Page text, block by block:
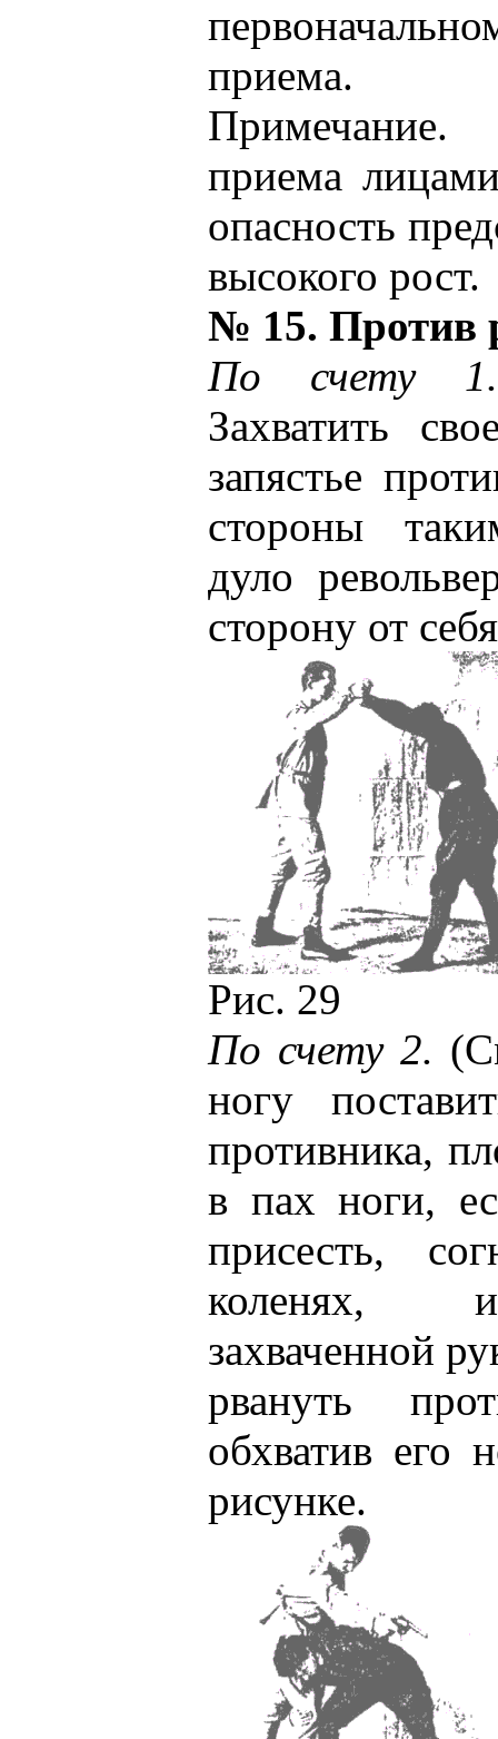
приема.
Примечание.
приема
опасность
высокого рост.
№ 15. Против
По счету 1.
Захватить
запястье
стороны
дуло
сторону от
Рис. 29
По счету 2.
ногу
противника,
в пах ноги,
присесть,
коленях,
захваченной
рвануть
обхватив его
рисунке.